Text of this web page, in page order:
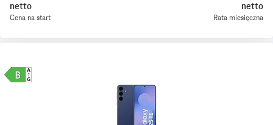
netto
Cena na start
netto
Rata miesięczna